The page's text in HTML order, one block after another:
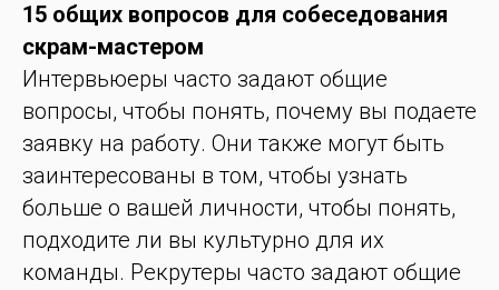
15 общих вопросов для собеседования
скрам-мастером
Интервьюеры часто задают общие
вопросы, чтобы понять, почему вы подаете
заявку на работу. Они также могут быть
заинтересованы в том, чтобы узнать
больше о вашей личности, чтобы понять,
подходите ли вы культурно для их
команды. Рекрутеры часто задают общие